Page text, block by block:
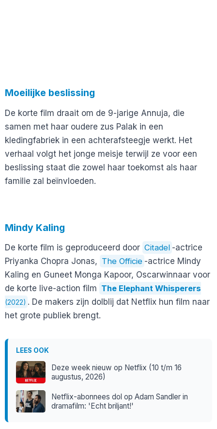
Moeilijke beslissing
De korte film draait om de 9-jarige Annuja, die
samen met haar oudere zus Palak in een
kledingfabriek in een achterafsteegje werkt. Het
verhaal volgt het jonge meisje terwijl ze voor een
beslissing staat die zowel haar toekomst als haar
familie zal beïnvloeden.
Mindy Kaling
De korte film is geproduceerd door Citadel -actrice
Priyanka Chopra Jonas, The Officie -actrice Mindy
Kaling en Guneet Monga Kapoor, Oscarwinnaar voor
de korte live-action film The Elephant Whisperers
(2022) . De makers zijn dolblij dat Netflix hun film naar
het grote publiek brengt.
LEES OOK
Deze week nieuw op Netflix (10 t/m 16
augustus, 2026)
Netflix-abonnees dol op Adam Sandler in
dramafilm: 'Echt briljant!'